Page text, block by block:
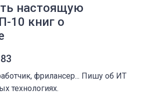
настоящую
10 книг о
фрилансер... Пишу об ИТ
технологиях.